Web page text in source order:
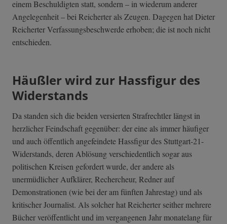
einem Beschuldigten statt, sondern – in wiederum anderer
Angelegenheit – bei Reicherter als Zeugen. Dagegen hat Dieter
Reicherter Verfassungsbeschwerde erhoben; die ist noch nicht
entschieden.
Häußler wird zur Hassfigur des
Widerstands
Da standen sich die beiden versierten Strafrechtler längst in
herzlicher Feindschaft gegenüber: der eine als immer häufiger
und auch öffentlich angefeindete Hassfigur des Stuttgart-21-
Widerstands, deren Ablösung verschiedentlich sogar aus
politischen Kreisen gefordert wurde, der andere als
unermüdlicher Aufklärer, Rechercheur, Redner auf
Demonstrationen (wie bei der am fünften Jahrestag) und als
kritischer Journalist. Als solcher hat Reicherter seither mehrere
Bücher veröffentlicht und im vergangenen Jahr monatelang für